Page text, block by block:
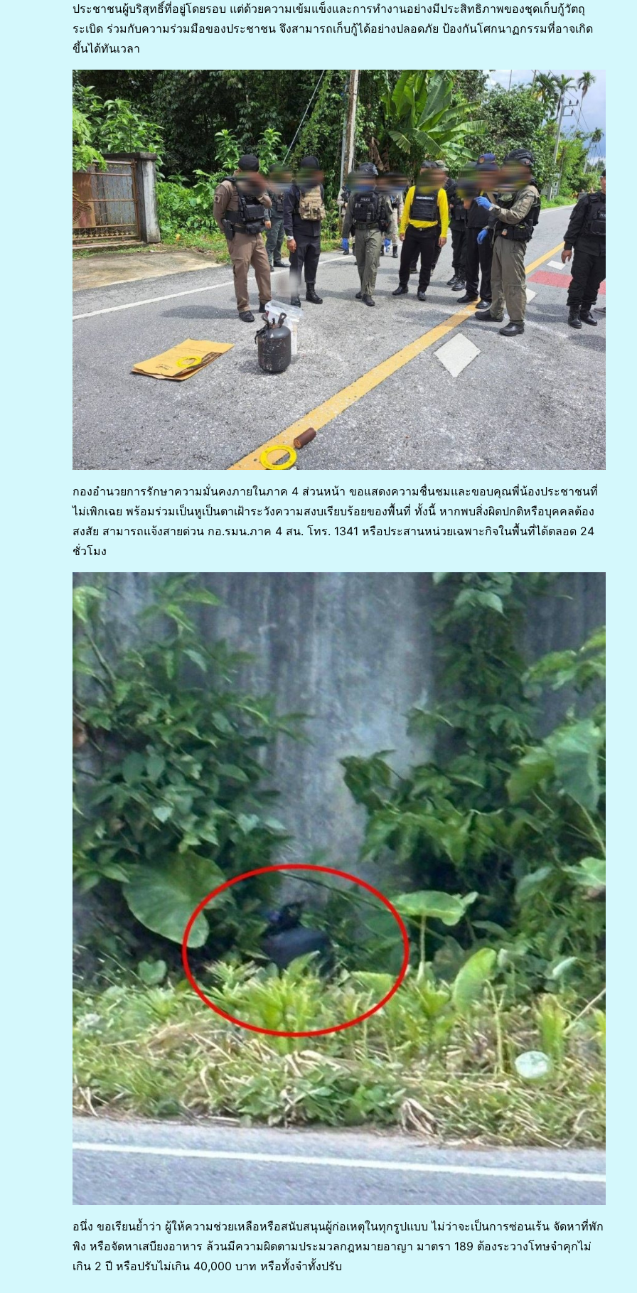
ประชาชนผู้บริสุทธิ์ที่อยู่โดยรอบ แต่ด้วยความเข้มแข็งและการทำงานอย่างมีประสิทธิภาพของชุดเก็บกู้วัตถุ
ระเบิด ร่วมกับความร่วมมือของประชาชน จึงสามารถเก็บกู้ได้อย่างปลอดภัย ป้องกันโศกนาฏกรรมที่อาจเกิด
ขึ้นได้ทันเวลา
กองอำนวยการรักษาความมั่นคงภายในภาค 4 ส่วนหน้า ขอแสดงความชื่นชมและขอบคุณพี่น้องประชาชนที่
ไม่เพิกเฉย พร้อมร่วมเป็นหูเป็นตาเฝ้าระวังความสงบเรียบร้อยของพื้นที่ ทั้งนี้ หากพบสิ่งผิดปกติหรือบุคคลต้อง
สงสัย สามารถแจ้งสายด่วน กอ.รมน.ภาค 4 สน. โทร. 1341 หรือประสานหน่วยเฉพาะกิจในพื้นที่ได้ตลอด 24
ชั่วโมง
อนึ่ง ขอเรียนย้ำว่า ผู้ให้ความช่วยเหลือหรือสนับสนุนผู้ก่อเหตุในทุกรูปแบบ ไม่ว่าจะเป็นการซ่อนเร้น จัดหาที่พัก
พิง หรือจัดหาเสบียงอาหาร ล้วนมีความผิดตามประมวลกฎหมายอาญา มาตรา 189 ต้องระวางโทษจำคุกไม่
เกิน 2 ปี หรือปรับไม่เกิน 40,000 บาท หรือทั้งจำทั้งปรับ